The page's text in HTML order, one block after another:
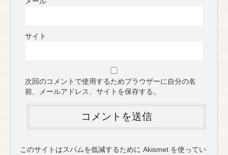
サイト
次回のコメントで使用するためブラウザーに自分の名
前、メールアドレス、サイトを保存する。
このサイトはスパムを低減するために Akismet を使ってい